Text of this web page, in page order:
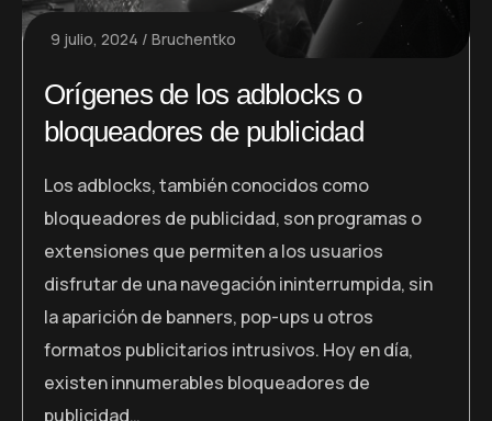
9 julio, 2024 Bruchentko
Orígenes de los adblocks o
bloqueadores de publicidad
Los adblocks, también conocidos como
bloqueadores de publicidad, son programas o
extensiones que permiten a los usuarios
disfrutar de una navegación ininterrumpida, sin
la aparición de banners, pop-ups u otros
formatos publicitarios intrusivos. Hoy en día,
existen innumerables bloqueadores de
publicidad…